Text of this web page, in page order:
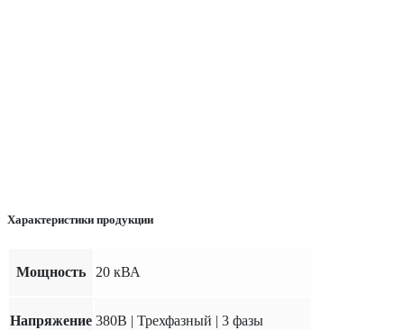
Характеристики продукции
Мощность 20 кВА
Напряжение 380В | Трехфазный | 3 фазы